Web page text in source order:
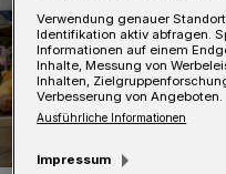
Verwendung genauer
Identifikation aktiv abfragen.
Informationen auf einem
Inhalte, Messung von
Inhalten,
Verbesserung von Angeboten.
Ausführliche Informationen
Impressum